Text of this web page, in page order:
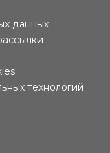
данных
технологий